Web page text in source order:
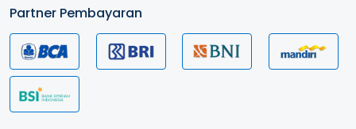
Partner Pembayaran